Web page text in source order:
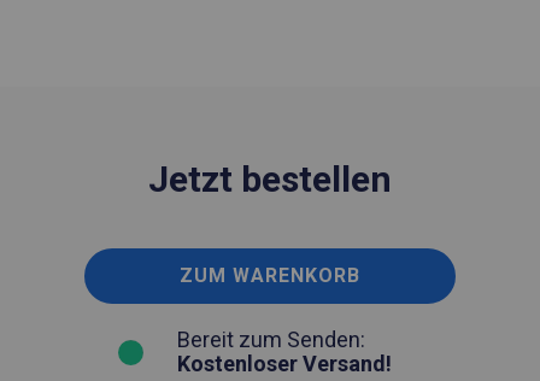
Jetzt bestellen
ZUM WARENKORB
Bereit zum Senden:
Kostenloser Versand!